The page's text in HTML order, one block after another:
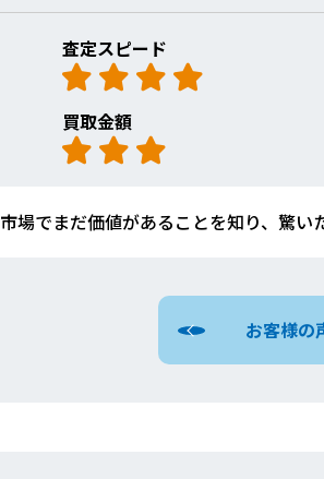
査定スピード
買取金額
市場でまだ価値があることを知り、驚い
お客様の